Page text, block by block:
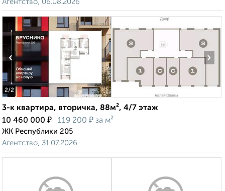
Агентство, 06.08.2026
2/2
‹ ›
3-к квартира, вторичка, 88м², 4/7 этаж
10 460 000 ₽ 119 200 ₽ за м²
ЖК Республики 205
Агентство, 31.07.2026